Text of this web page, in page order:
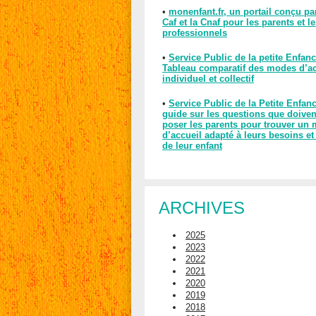
• monenfant.fr, un portail conçu
Caf et la Cnaf pour les parents et
professionnels
• Service Public de la petite
Tableau comparatif des modes
individuel et collectif
• Service Public de la Petite
guide sur les questions que
poser les parents pour trouver un
d’accueil adapté à leurs besoins
de leur enfant
ARCHIVES
2025
2023
2022
2021
2020
2019
2018